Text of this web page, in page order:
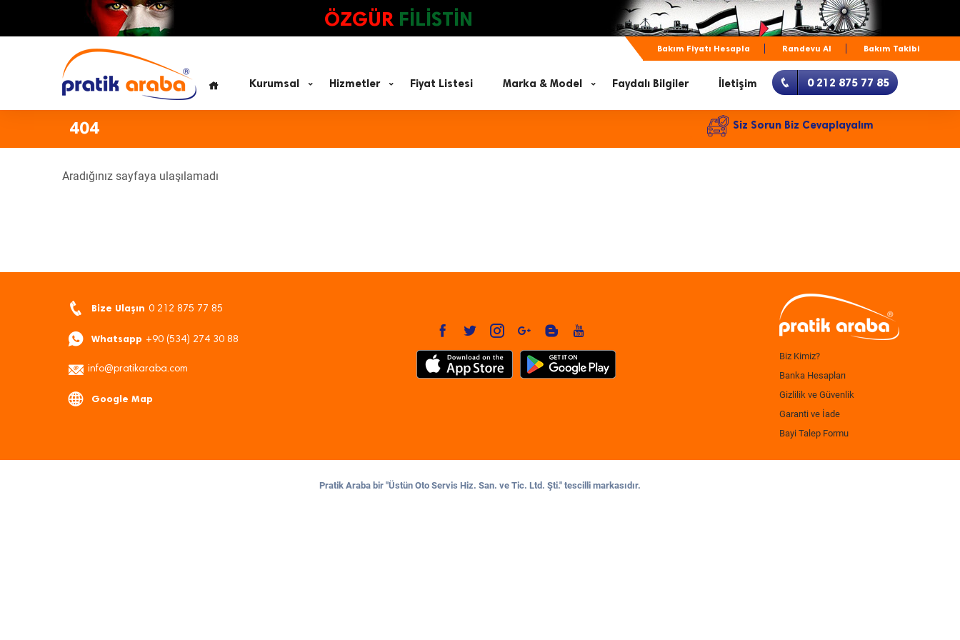
ÖZGÜR FİLİSTİN
Bakım Fiyatı Hesapla Randevu Al Bakım Takibi
Kurumsal Hizmetler Fiyat Listesi Marka & Model Faydalı Bilgiler İletişim 0 212 875 77 85
404 Siz Sorun Biz Cevaplayalım
Aradığınız sayfaya ulaşılamadı
Bize Ulaşın 0 212 875 77 85
Whatsapp +90 (534) 274 30 88
info@pratikaraba.com
Google Map
Biz Kimiz?
Banka Hesapları
Gizlilik ve Güvenlik
Garanti ve İade
Bayi Talep Formu
Pratik Araba bir "Üstün Oto Servis Hiz. San. ve Tic. Ltd. Şti." tescilli markasıdır.